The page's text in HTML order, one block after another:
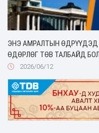
ЭНЭ АМРАЛТЫН ӨДРҮҮДЭД
ӨДӨРЛӨГ ТӨВ ТАЛБАЙД
2026/06/12